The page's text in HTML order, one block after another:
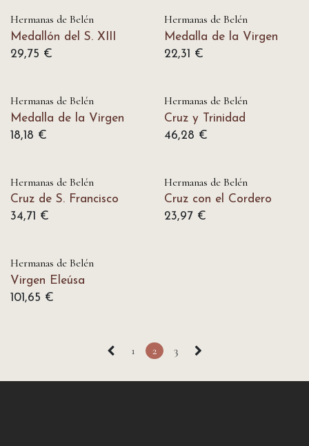
Hermanas de Belén
Medallón del S. XIII
29,75 €
Hermanas de Belén
Medalla de la Virgen
22,31 €
Hermanas de Belén
Medalla de la Virgen
18,18 €
Hermanas de Belén
Cruz y Trinidad
46,28 €
Hermanas de Belén
Cruz de S. Francisco
34,71 €
Hermanas de Belén
Cruz con el Cordero
23,97 €
Hermanas de Belén
Virgen Eleúsa
101,65 €
1 2 3